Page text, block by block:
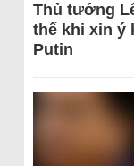
Thủ tướng
thể khi xin ý
Putin